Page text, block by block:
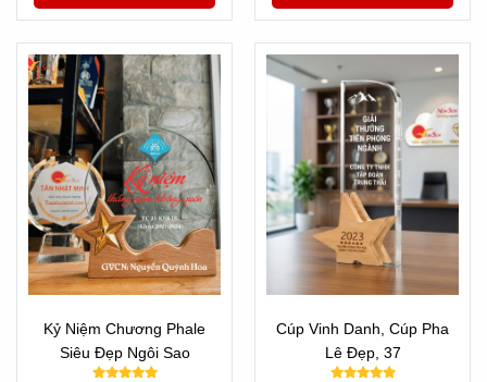
Kỷ Niệm Chương Phale
Siêu Đẹp Ngôi Sao
Cúp Vinh Danh, Cúp Pha
Lê Đẹp, 37